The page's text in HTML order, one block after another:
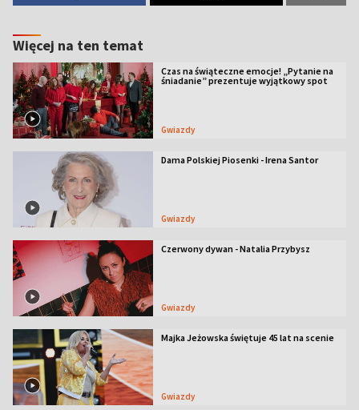
Więcej na ten temat
Czas na świąteczne emocje! „Pytanie na
śniadanie” prezentuje wyjątkowy spot
Gwiazdy
Dama Polskiej Piosenki - Irena Santor
Gwiazdy
Czerwony dywan - Natalia Przybysz
Gwiazdy
Majka Jeżowska świętuje 45 lat na scenie
Gwiazdy